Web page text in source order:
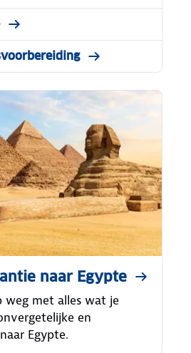
naar Egypte
weg met alles wat je
en
Egypte.